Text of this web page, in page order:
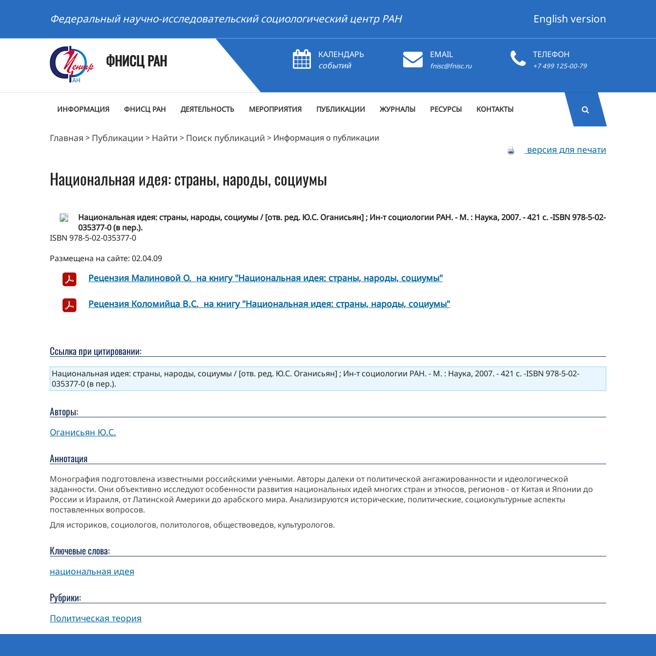
Федеральный научно-исследовательский социологический центр РАН English version
ФНИСЦ РАН
КАЛЕНДАРЬ
событий
EMAIL
fnisc@fnisc.ru
ТЕЛЕФОН
+7 499 125-00-79
ИНФОРМАЦИЯ ФНИСЦ РАН ДЕЯТЕЛЬНОСТЬ МЕРОПРИЯТИЯ ПУБЛИКАЦИИ ЖУРНАЛЫ РЕСУРСЫ КОНТАКТЫ
Главная > Публикации > Найти > Поиск публикаций > Информация о публикации
версия для печати
Национальная идея: страны, народы, социумы
Национальная идея: страны, народы, социумы / [отв. ред. Ю.С. Оганисьян] ; Ин-т социологии РАН. - М. : Наука, 2007. - 421 с. -ISBN 978-5-02-
035377-0 (в пер.).
ISBN 978-5-02-035377-0
Размещена на сайте: 02.04.09
Рецензия Малиновой О. на книгу "Национальная идея: страны, народы, социумы"
Рецензия Коломийца В.С. на книгу "Национальная идея: страны, народы, социумы"
Ссылка при цитировании:
Национальная идея: страны, народы, социумы / [отв. ред. Ю.С. Оганисьян] ; Ин-т социологии РАН. - М. : Наука, 2007. - 421 с. -ISBN 978-5-02-
035377-0 (в пер.).
Авторы:
Оганисьян Ю.С.
Аннотация
Монография подготовлена известными российскими учеными. Авторы далеки от политической ангажированности и идеологической
заданности. Они объективно исследуют особенности развития национальных идей многих стран и этносов, регионов - от Китая и Японии до
России и Израиля, от Латинской Америки до арабского мира. Анализируются исторические, политические, социокультурные аспекты
поставленных вопросов.
Для историков, социологов, политологов, обществоведов, культурологов.
Ключевые слова:
национальная идея
Рубрики:
Политическая теория